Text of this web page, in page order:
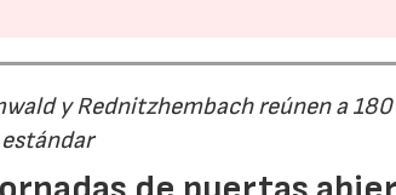
y Rednitzhembach reúnen a